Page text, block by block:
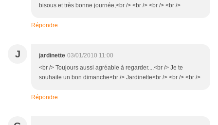
bisous et très bonne journée,<br /> <br /> <br /> <br />
Répondre
J jardinette 03/01/2010 11:00
<br /> Toujours aussi agréable à regarder....<br /> Je te
souhaite un bon dimanche<br /> Jardinette<br /> <br /> <br />
Répondre